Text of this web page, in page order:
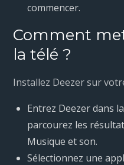
commencer.
Comment
la télé ?
Installez Deezer sur
Entrez Deezer dans
parcourez les
Musique et son.
Sélectionnez une